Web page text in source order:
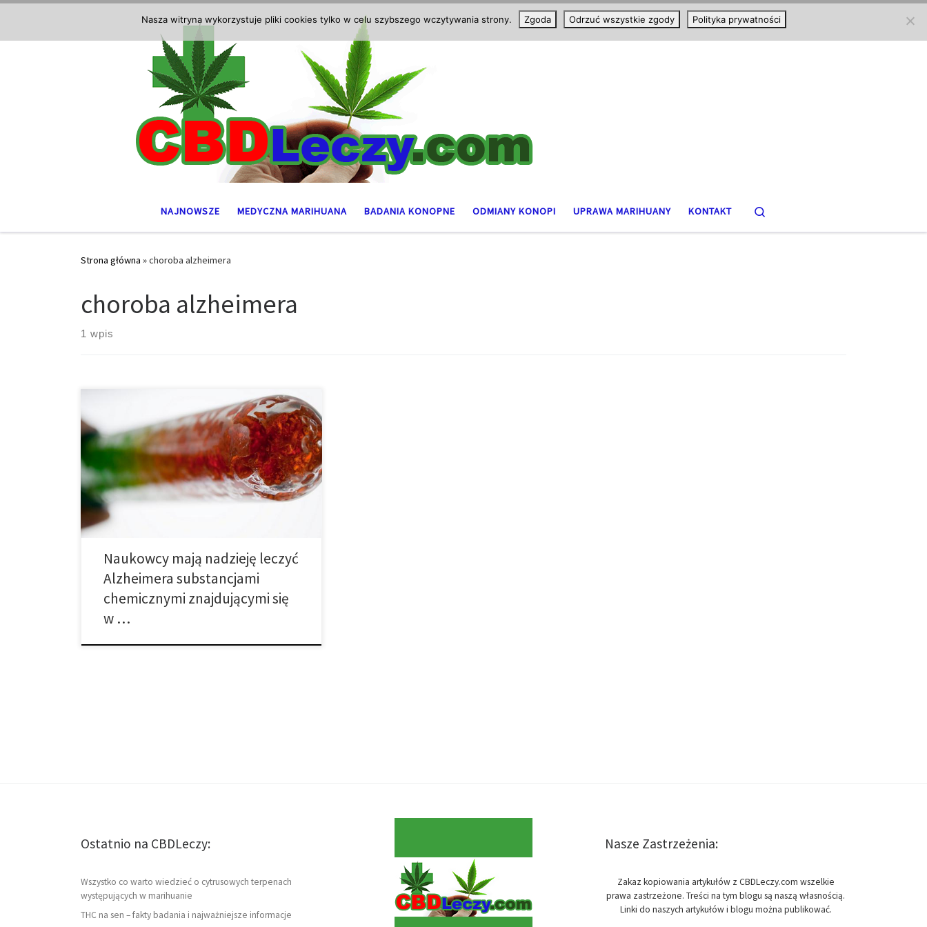
NAJNOWSZE MEDYCZNA MARIHUANA BADANIA KONOPNE ODMIANY KONOPI UPRAWA MARIHUANY KONTAKT
Strona główna »choroba alzheimera
choroba alzheimera
1 wpis
Zespół w Hiszpanii pracuje nad lekami opartymi na
marihuanie, które pewnego dnia będą mogły być
stosowane w leczeniu choroby Alzheimera. Naukowcy
z Medicinal Chemistry Institute of the Spanish National
Council for Research (CSIC) uważają klasę związków
chemicznych występujących w marihuanie, zwanych
kannabinoidami, za dobrze rokujące w poprawie
jakości życia pacjentów […]
Naukowcy mają nadzieję leczyć
Alzheimera substancjami
chemicznymi znajdującymi się
w …
Ostatnio na CBDLeczy:
Wszystko co warto wiedzieć o cytrusowych terpenach
występujących w marihuanie
THC na sen – fakty badania i najważniejsze informacje
Nasze Zastrzeżenia:
Zakaz kopiowania artykułów z CBDLeczy.com wszelkie
prawa zastrzeżone. Treści na tym blogu są naszą własnością.
Linki do naszych artykułów i blogu można publikować.
Nasza witryna wykorzystuje pliki cookies tylko w celu szybszego wczytywania strony. Zgoda Odrzuć wszystkie zgody Polityka prywatności